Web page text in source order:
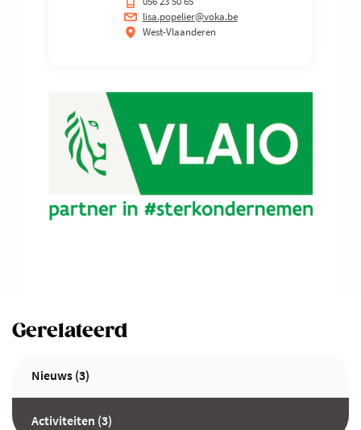
lisa.popelier@voka.be
West-Vlaanderen
Gerelateerd
Nieuws (3)
Activiteiten (3)